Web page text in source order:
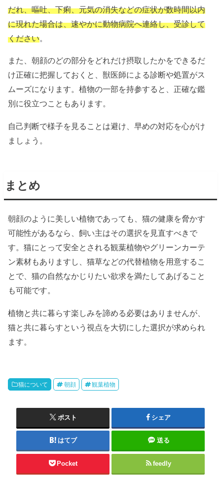
だれ、嘔吐、下痢、元気の消失などの症状が数時間以内
に現れた場合は、速やかに動物病院へ連絡し、受診して
ください。
また、朝顔のどの部分をどれだけ摂取したかをできるだ
け正確に把握しておくと、獣医師による診断や処置がス
ムーズになります。植物の一部を持参すると、正確な鑑
別に役立つこともあります。
自己判断で様子を見ることは避け、早めの対応を心がけ
ましょう。
まとめ
朝顔のように美しい植物であっても、猫の健康を脅かす
可能性があるなら、飼い主はその選択を見直すべきで
す。猫にとって安全とされる観葉植物やグリーンカーテ
ン素材もありますし、猫草などの代替植物を用意するこ
とで、猫の自然なかじりたい欲求を満たしてあげること
も可能です。
植物と共に暮らす楽しみを諦める必要はありませんが、
猫と共に暮らすという視点を大切にした選択が求められ
ます。
猫について 朝顔 観葉植物
ポスト シェア
はてブ 送る
Pocket feedly